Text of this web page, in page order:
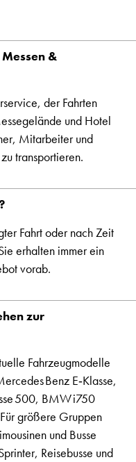
&
der Fahrten
und Hotel
Mitarbeiter und
transportieren.
Fahrt oder nach Zeit
erhalten immer ein
vorab.
zur
Fahrzeugmodelle
Benz E‑Klasse,
500, BMW i750
größere Gruppen
und Busse
Reisebusse und